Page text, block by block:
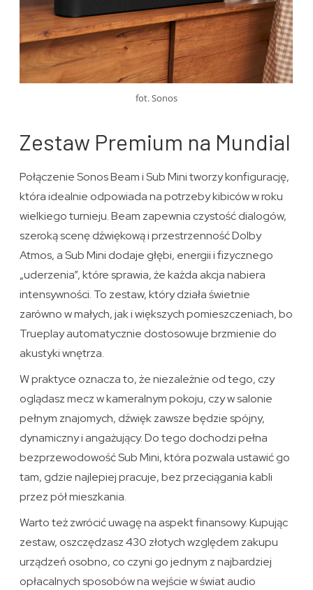
fot. Sonos
Zestaw Premium na Mundial
Połączenie Sonos Beam i Sub Mini tworzy konfigurację,
która idealnie odpowiada na potrzeby kibiców w roku
wielkiego turnieju. Beam zapewnia czystość dialogów,
szeroką scenę dźwiękową i przestrzenność Dolby
Atmos, a Sub Mini dodaje głębi, energii i fizycznego
„uderzenia”, które sprawia, że każda akcja nabiera
intensywności. To zestaw, który działa świetnie
zarówno w małych, jak i większych pomieszczeniach, bo
Trueplay automatycznie dostosowuje brzmienie do
akustyki wnętrza.
W praktyce oznacza to, że niezależnie od tego, czy
oglądasz mecz w kameralnym pokoju, czy w salonie
pełnym znajomych, dźwięk zawsze będzie spójny,
dynamiczny i angażujący. Do tego dochodzi pełna
bezprzewodowość Sub Mini, która pozwala ustawić go
tam, gdzie najlepiej pracuje, bez przeciągania kabli
przez pół mieszkania.
Warto też zwrócić uwagę na aspekt finansowy. Kupując
zestaw, oszczędzasz 430 złotych względem zakupu
urządzeń osobno, co czyni go jednym z najbardziej
opłacalnych sposobów na wejście w świat audio